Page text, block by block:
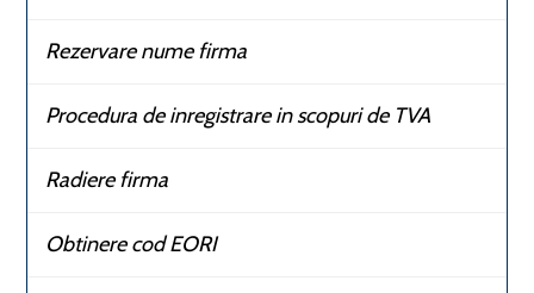
Rezervare nume firma
Procedura de inregistrare in scopuri de TVA
Radiere firma
Obtinere cod EORI